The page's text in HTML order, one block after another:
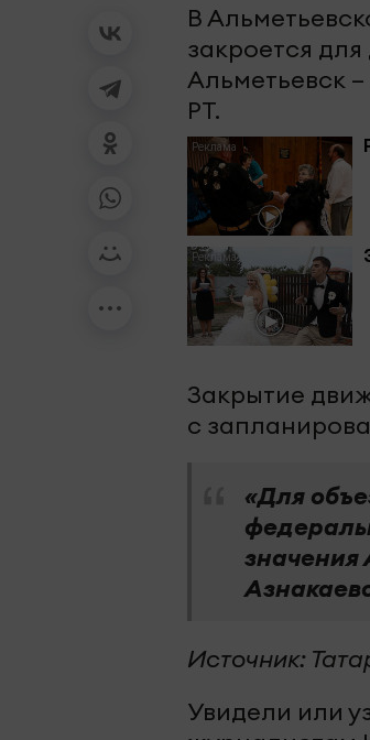
В
закроется
Альметьевск
РТ.
Закрытие
с
«Для
значения
Источник:
Увидели или